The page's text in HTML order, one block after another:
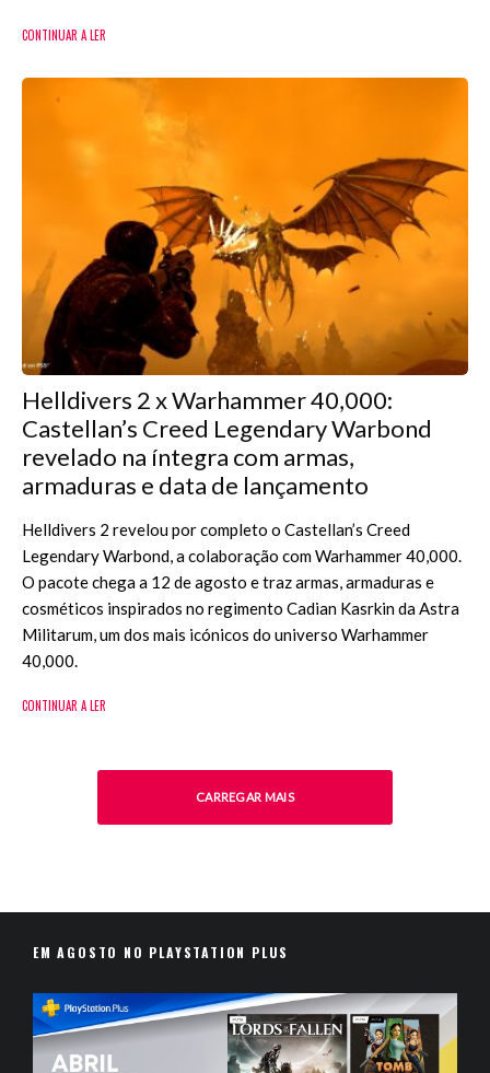
CONTINUAR A LER
Helldivers 2 x Warhammer 40,000:
Castellan’s Creed Legendary Warbond
revelado na íntegra com armas,
armaduras e data de lançamento
Helldivers 2 revelou por completo o Castellan’s Creed
Legendary Warbond, a colaboração com Warhammer 40,000.
O pacote chega a 12 de agosto e traz armas, armaduras e
cosméticos inspirados no regimento Cadian Kasrkin da Astra
Militarum, um dos mais icónicos do universo Warhammer
40,000.
CONTINUAR A LER
CARREGAR MAIS
EM AGOSTO NO PLAYSTATION PLUS